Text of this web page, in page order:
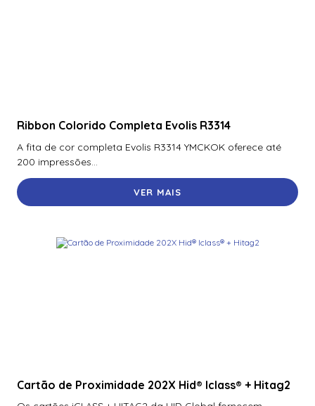
Ribbon Colorido Completa Evolis R3314
A fita de cor completa Evolis R3314 YMCKOK oferece até
200 impressões...
VER MAIS
Cartão de Proximidade 202X Hid® Iclass® + Hitag2